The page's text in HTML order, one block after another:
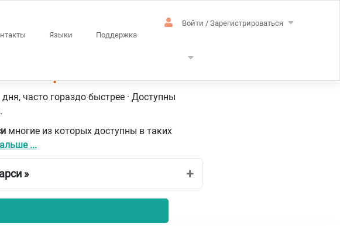
Языки Поддержка
Войти / Зарегистрироваться
часто гораздо быстрее · Доступны
многие из которых доступны в таких
...
»